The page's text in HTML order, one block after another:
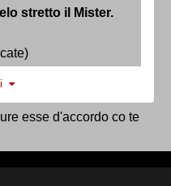
stretto il Mister.
esse d'accordo co te